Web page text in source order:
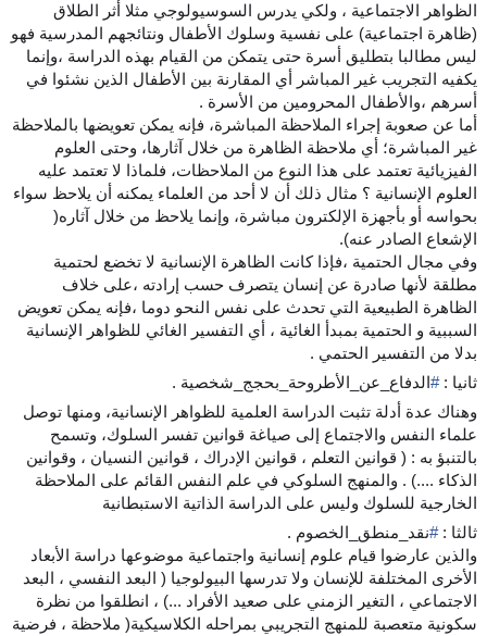
الظواهر الاجتماعية ، ولكي يدرس السوسيولوجي مثلا أثر الطلاق
(ظاهرة اجتماعية) على نفسية وسلوك الأطفال ونتائجهم المدرسية فهو
ليس مطالبا بتطليق أسرة حتى يتمكن من القيام بهذه الدراسة ،وإنما
يكفيه التجريب غير المباشر أي المقارنة بين الأطفال الذين نشئوا في
أسرهم ،والأطفال المحرومين من الأسرة .
أما عن صعوبة إجراء الملاحظة المباشرة، فإنه يمكن تعويضها بالملاحظة
غير المباشرة؛ أي ملاحظة الظاهرة من خلال آثارها، وحتى العلوم
الفيزيائية تعتمد على هذا النوع من الملاحظات، فلماذا لا تعتمد عليه
العلوم الإنسانية ؟ مثال ذلك أن لا أحد من العلماء يمكنه أن يلاحظ سواء
بحواسه أو بأجهزة الإلكترون مباشرة، وإنما يلاحظ من خلال آثاره(
الإشعاع الصادر عنه).
وفي مجال الحتمية ،فإذا كانت الظاهرة الإنسانية لا تخضع لحتمية
مطلقة لأنها صادرة عن إنسان يتصرف حسب إرادته ،على خلاف
الظاهرة الطبيعية التي تحدث على نفس النحو دوما ،فإنه يمكن تعويض
السببية و الحتمية بمبدأ الغائية ، أي التفسير الغائي للظواهر الإنسانية
بدلا من التفسير الحتمي .
ثانيا :#الدفاع_عن_الأطروحة_بحجج_شخصية .
وهناك عدة أدلة تثبت الدراسة العلمية للظواهر الإنسانية، ومنها توصل
علماء النفس والاجتماع إلى صياغة قوانين تفسر السلوك، وتسمح
بالتنبؤ به : ( قوانين التعلم ، قوانين الإدراك ، قوانين النسيان ، وقوانين
الذكاء ....) . والمنهج السلوكي في علم النفس القائم على الملاحظة
الخارجية للسلوك وليس على الدراسة الذاتية الاستبطانية
ثالثا :#نقد_منطق_الخصوم .
والذين عارضوا قيام علوم إنسانية واجتماعية موضوعها دراسة الأبعاد
الأخرى المختلفة للإنسان ولا تدرسها البيولوجيا ( البعد النفسي ، البعد
الاجتماعي ، التغير الزمني على صعيد الأفراد ...) ، انطلقوا من نظرة
سكونية متعصبة للمنهج التجريبي بمراحله الكلاسيكية( ملاحظة ، فرضية